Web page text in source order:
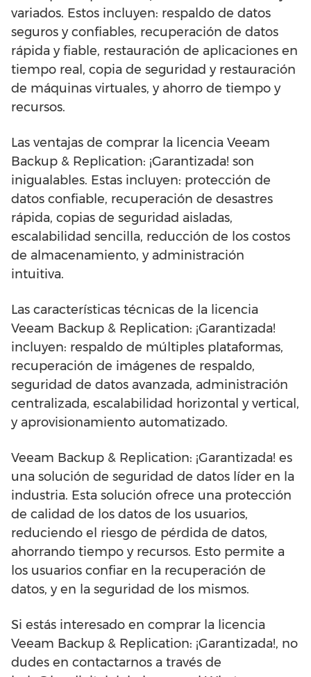
variados. Estos incluyen: respaldo de datos
seguros y confiables, recuperación de datos
rápida y fiable, restauración de aplicaciones en
tiempo real, copia de seguridad y restauración
de máquinas virtuales, y ahorro de tiempo y
recursos.
Las ventajas de comprar la licencia Veeam
Backup & Replication: ¡Garantizada! son
inigualables. Estas incluyen: protección de
datos confiable, recuperación de desastres
rápida, copias de seguridad aisladas,
escalabilidad sencilla, reducción de los costos
de almacenamiento, y administración
intuitiva.
Las características técnicas de la licencia
Veeam Backup & Replication: ¡Garantizada!
incluyen: respaldo de múltiples plataformas,
recuperación de imágenes de respaldo,
seguridad de datos avanzada, administración
centralizada, escalabilidad horizontal y vertical,
y aprovisionamiento automatizado.
Veeam Backup & Replication: ¡Garantizada! es
una solución de seguridad de datos líder en la
industria. Esta solución ofrece una protección
de calidad de los datos de los usuarios,
reduciendo el riesgo de pérdida de datos,
ahorrando tiempo y recursos. Esto permite a
los usuarios confiar en la recuperación de
datos, y en la seguridad de los mismos.
Si estás interesado en comprar la licencia
Veeam Backup & Replication: ¡Garantizada!, no
dudes en contactarnos a través de